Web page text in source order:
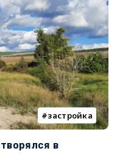
застройка
в